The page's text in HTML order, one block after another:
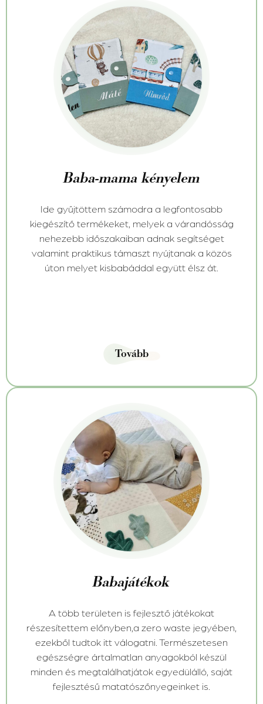
Baba-mama kényelem
Ide gyűjtöttem számodra a legfontosabb
kiegészítő termékeket, melyek a várandósság
nehezebb időszakaiban adnak segítséget
valamint praktikus támaszt nyújtanak a közös
úton melyet kisbabáddal együtt élsz át.
Tovább
Babajátékok
A több területen is fejlesztő játékokat
részesítettem előnyben,a zero waste jegyében,
ezekből tudtok itt válogatni. Természetesen
egészségre ártalmatlan anyagokból készül
minden és megtalálhatjátok egyedülálló, saját
fejlesztésű matatószőnyegeinket is.